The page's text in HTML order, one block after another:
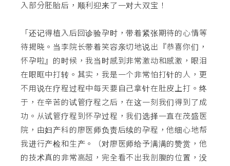
入部分胚胎后，顺利迎来了一对大双宝！
「还记得植入后回诊验孕时，带着紧张期待的心情等
待揭晓。当李院长带着笑容亲切地说出『恭喜你们，
怀孕啦』的时候，我当时感到非常激动和感激，眼泪
在眼眶中打转。其实，我是一个非常怕打针的人，更
不用说在疗程过程中每天要自己拿针在肚皮上打。终
于，在辛苦的试管疗程之后，在这一刻我们得到了成
功。从试管疗程到怀孕过程，我们选择一直在茂盛医
院，由妇产科的廖医师负责后续的孕程，他细心地帮
我进行产检和生产。（对廖医师给予满满的赞赏，他
的技术真的非常高超，完全看不出我剖腹的位置，没